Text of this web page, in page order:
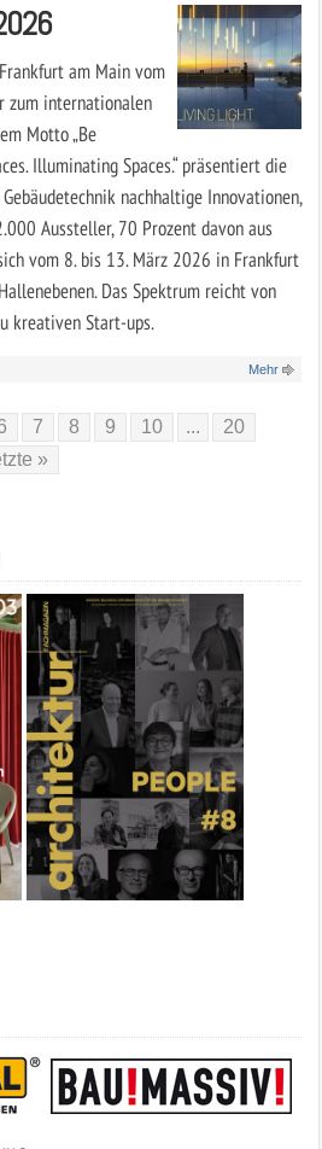
am Main vom
zum internationalen
Motto „Be
Illuminating Spaces.“ präsentiert die
nachhaltige Innovationen,
Aussteller, 70 Prozent davon aus
vom 8. bis 13. März 2026 in Frankfurt
Das Spektrum reicht von
kreativen Start-ups.
Mehr
7 8 9 10 ...
20
»